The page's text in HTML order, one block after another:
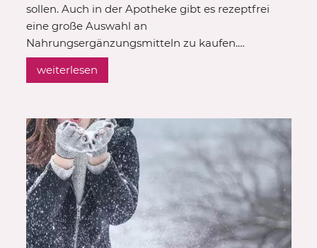
sollen. Auch in der Apotheke gibt es rezeptfrei
eine große Auswahl an
Nahrungsergänzungsmitteln zu kaufen.…
weiterlesen